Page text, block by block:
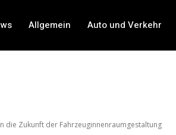
Allgemein Auto und Verkehr
die Zukunft der Fahrzeuginnenraumgestaltung